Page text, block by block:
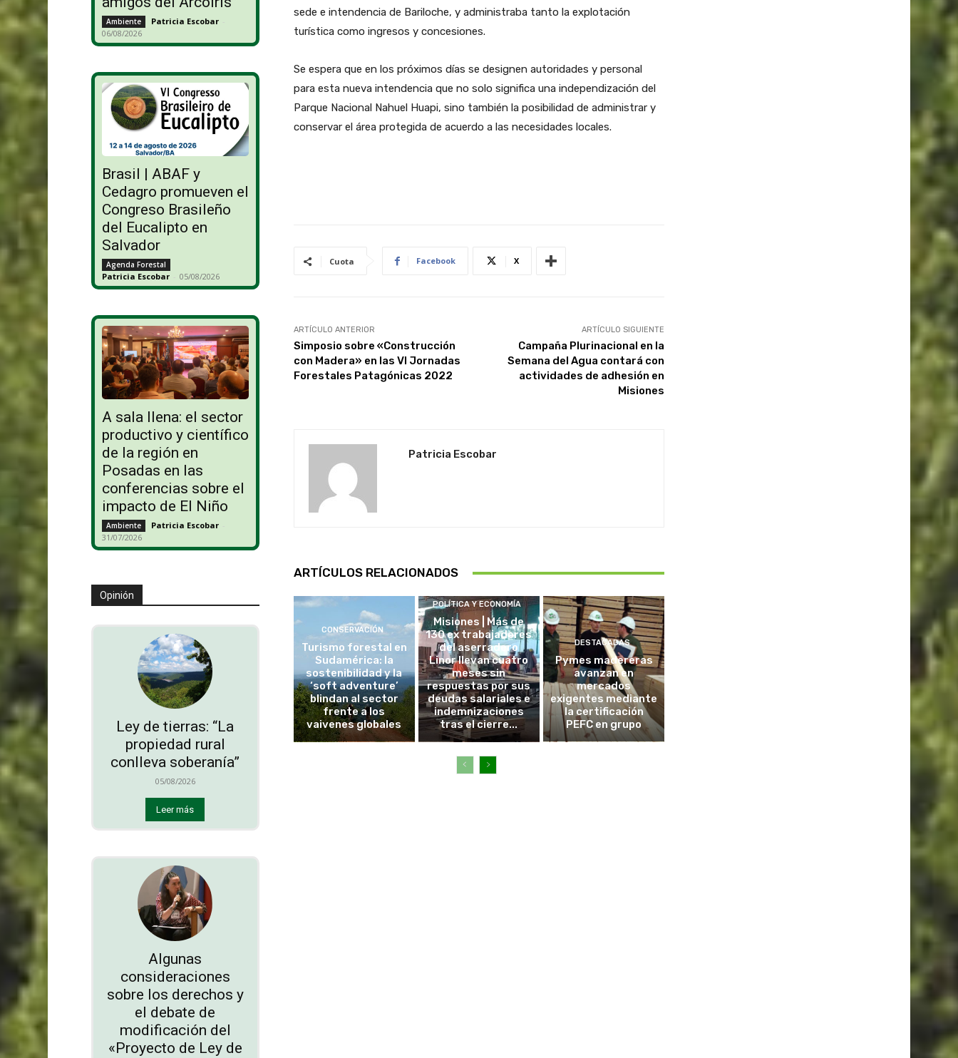
Ambiente Patricia Escobar -
06/08/2026
Brasil | ABAF y
Cedagro promueven el
Congreso Brasileño
del Eucalipto en
Salvador
Agenda Forestal
Patricia Escobar - 05/08/2026
A sala llena: el sector
productivo y científico
de la región en
Posadas en las
conferencias sobre el
impacto de El Niño
Ambiente Patricia Escobar -
31/07/2026
Opinión
Ley de tierras: “La
propiedad rural
conlleva soberanía”
05/08/2026
Leer más
Algunas
consideraciones
sobre los derechos y
el debate de
modificación del
«Proyecto de Ley de
sede e intendencia de Bariloche, y administraba tanto la explotación
turística como ingresos y concesiones.
Se espera que en los próximos días se designen autoridades y personal
para esta nueva intendencia que no solo significa una independización del
Parque Nacional Nahuel Huapi, sino también la posibilidad de administrar y
conservar el área protegida de acuerdo a las necesidades locales.
Cuota Facebook X
ARTÍCULO ANTERIOR
Simposio sobre «Construcción
con Madera» en las VI Jornadas
Forestales Patagónicas 2022
ARTÍCULO SIGUIENTE
Campaña Plurinacional en la
Semana del Agua contará con
actividades de adhesión en
Misiones
Patricia Escobar
ARTÍCULOS RELACIONADOS
CONSERVACIÓN
Turismo forestal en
Sudamérica: la
sostenibilidad y la
‘soft adventure’
blindan al sector
frente a los
vaivenes globales
POLÍTICA Y ECONOMÍA
Misiones | Más de
130 ex trabajadores
del aserradero
Linor llevan cuatro
meses sin
respuestas por sus
deudas salariales e
indemnizaciones
tras el cierre...
DESTACADAS
Pymes madereras
avanzan en
mercados
exigentes mediante
la certificación
PEFC en grupo